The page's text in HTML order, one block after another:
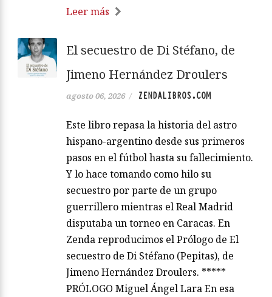
Leer más
El secuestro de Di Stéfano, de
Jimeno Hernández Droulers
agosto 06, 2026 / ZENDALIBROS.COM
Este libro repasa la historia del astro
hispano-argentino desde sus primeros
pasos en el fútbol hasta su fallecimiento.
Y lo hace tomando como hilo su
secuestro por parte de un grupo
guerrillero mientras el Real Madrid
disputaba un torneo en Caracas. En
Zenda reproducimos el Prólogo de El
secuestro de Di Stéfano (Pepitas), de
Jimeno Hernández Droulers. *****
PRÓLOGO Miguel Ángel Lara En esa